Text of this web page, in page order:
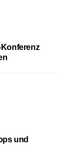
Konferenz
und